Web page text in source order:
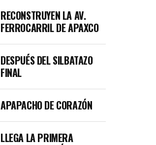
RECONSTRUYEN LA AV.
FERROCARRIL DE APAXCO
DESPUÉS DEL SILBATAZO
FINAL
APAPACHO DE CORAZÓN
LLEGA LA PRIMERA